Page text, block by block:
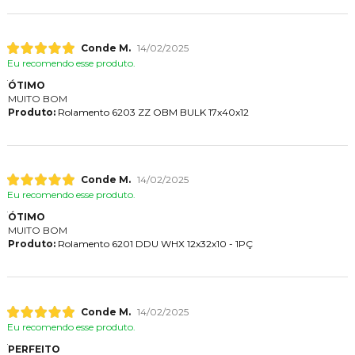
Conde M. 14/02/2025
Eu recomendo esse produto.
ÓTIMO
MUITO BOM
Produto:Rolamento 6203 ZZ OBM BULK 17x40x12
Conde M. 14/02/2025
Eu recomendo esse produto.
ÓTIMO
MUITO BOM
Produto:Rolamento 6201 DDU WHX 12x32x10 - 1PÇ
Conde M. 14/02/2025
Eu recomendo esse produto.
PERFEITO